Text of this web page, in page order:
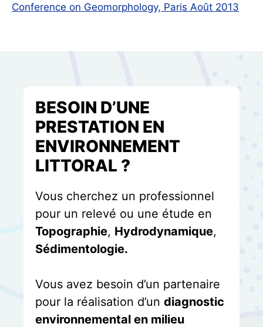
Conference on Geomorphology, Paris Août 2013
BESOIN D’UNE
PRESTATION EN
ENVIRONNEMENT
LITTORAL ?
Vous cherchez un professionnel
pour un relevé ou une étude en
Topographie, Hydrodynamique,
Sédimentologie.
Vous avez besoin d’un partenaire
pour la réalisation d’un diagnostic
environnemental en milieu